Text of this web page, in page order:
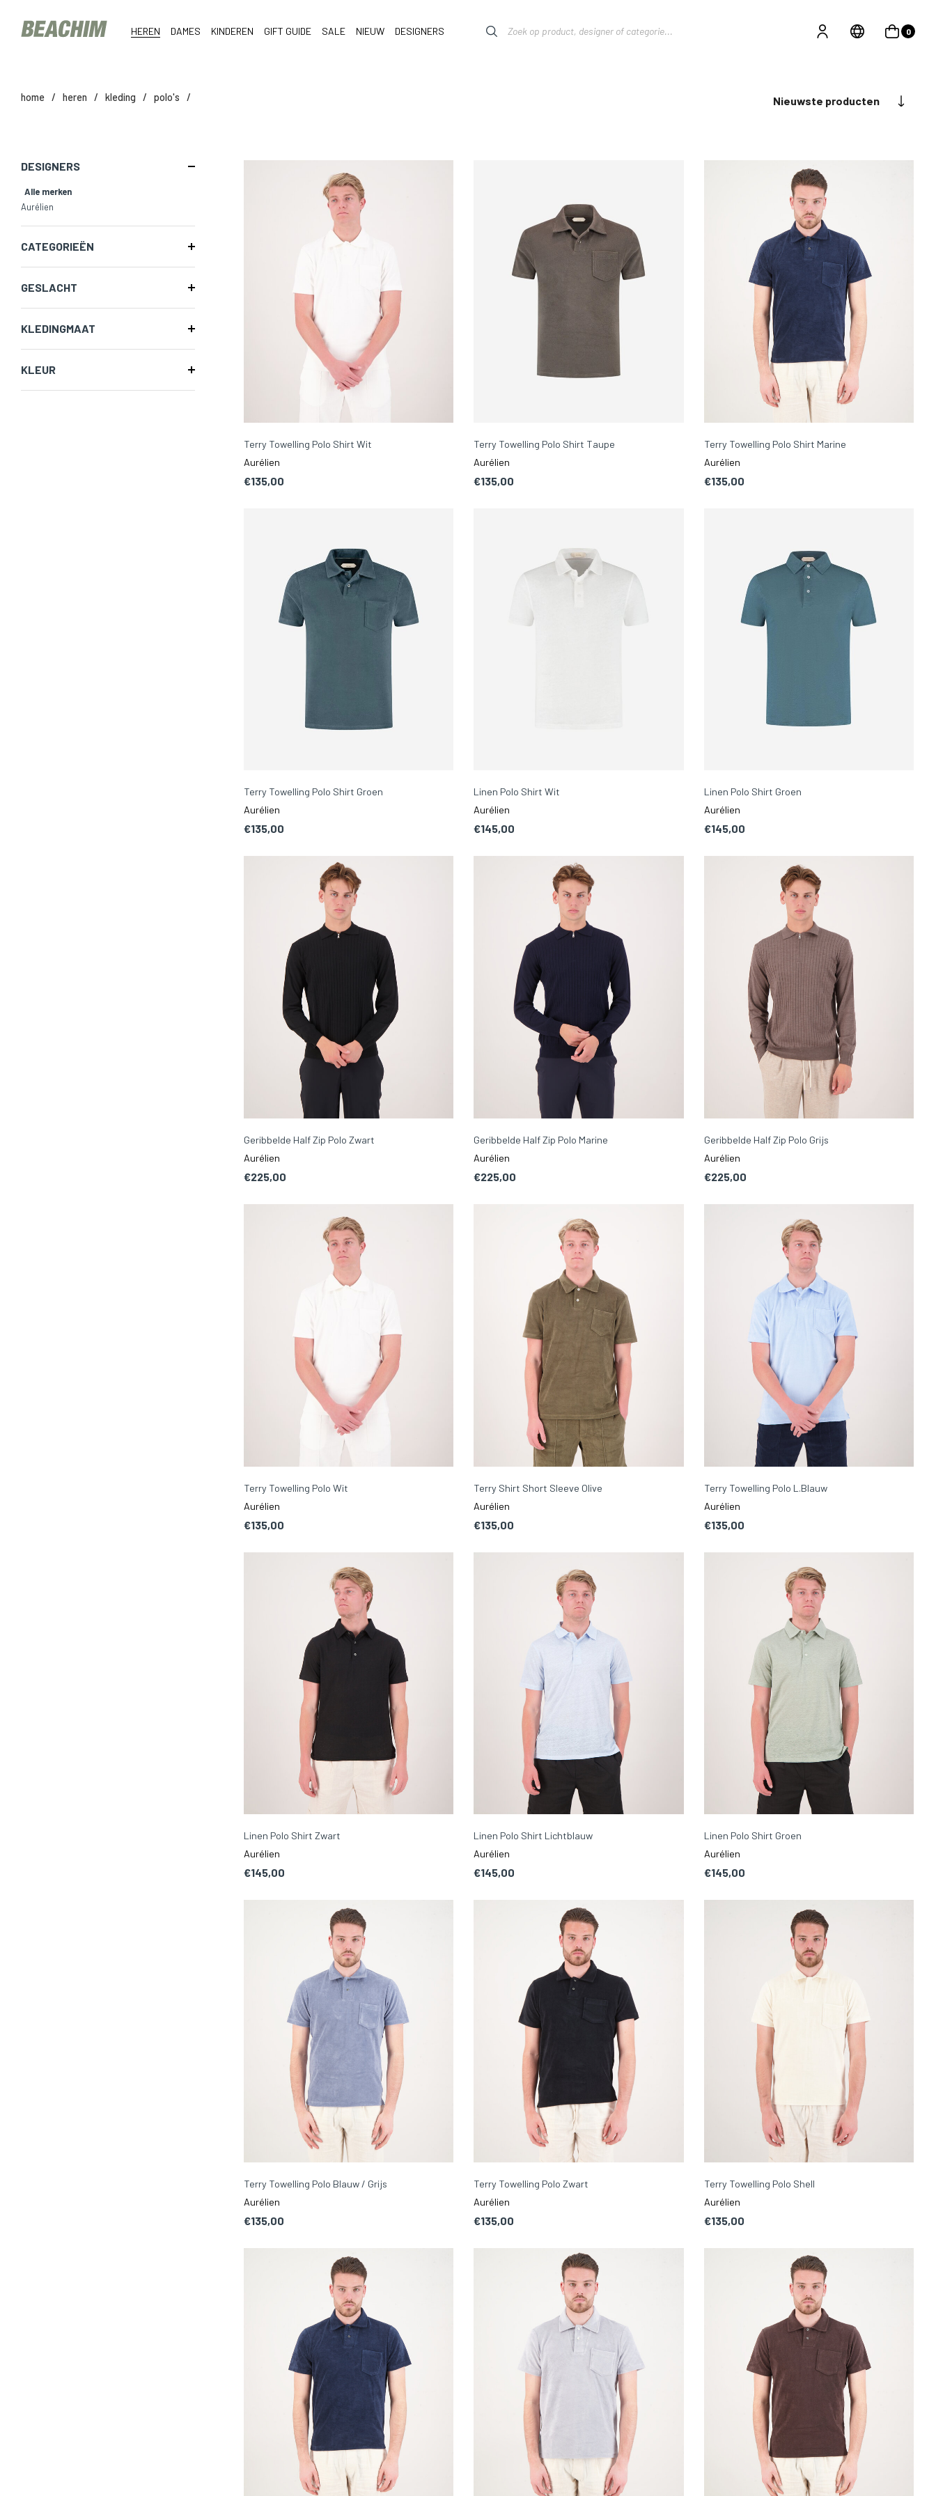
HEREN DAMES KINDEREN GIFT GUIDE SALE NIEUW DESIGNERS 0
home / heren / kleding / polo's / Nieuwste producten
DESIGNERS
Alle merken
Aurélien
CATEGORIEËN
GESLACHT
KLEDINGMAAT
KLEUR
Terry Towelling Polo Shirt Wit
Aurélien
€135,00
Terry Towelling Polo Shirt Taupe
Aurélien
€135,00
Terry Towelling Polo Shirt Marine
Aurélien
€135,00
Terry Towelling Polo Shirt Groen
Aurélien
€135,00
Linen Polo Shirt Wit
Aurélien
€145,00
Linen Polo Shirt Groen
Aurélien
€145,00
Geribbelde Half Zip Polo Zwart
Aurélien
€225,00
Geribbelde Half Zip Polo Marine
Aurélien
€225,00
Geribbelde Half Zip Polo Grijs
Aurélien
€225,00
Terry Towelling Polo Wit
Aurélien
€135,00
Terry Shirt Short Sleeve Olive
Aurélien
€135,00
Terry Towelling Polo L.Blauw
Aurélien
€135,00
Linen Polo Shirt Zwart
Aurélien
€145,00
Linen Polo Shirt Lichtblauw
Aurélien
€145,00
Linen Polo Shirt Groen
Aurélien
€145,00
Terry Towelling Polo Blauw / Grijs
Aurélien
€135,00
Terry Towelling Polo Zwart
Aurélien
€135,00
Terry Towelling Polo Shell
Aurélien
€135,00